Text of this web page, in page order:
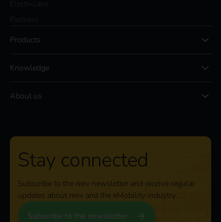
Products
Knowledge
About us
Stay connected
Subscribe to the reev newsletter and receive regular
updates about reev and the eMobility industry.
Subscribe to the newsletter